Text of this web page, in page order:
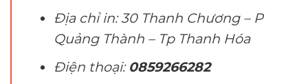
Địa chỉ in: 30 Thanh Chương – P
Quảng Thành – Tp Thanh Hóa
Điện thoại: 0859266282